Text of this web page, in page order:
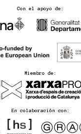
Con el apoyo de:
Miembro de:
En colaboración con: